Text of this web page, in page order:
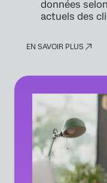
données
actuels des
EN SAVOIR PLUS